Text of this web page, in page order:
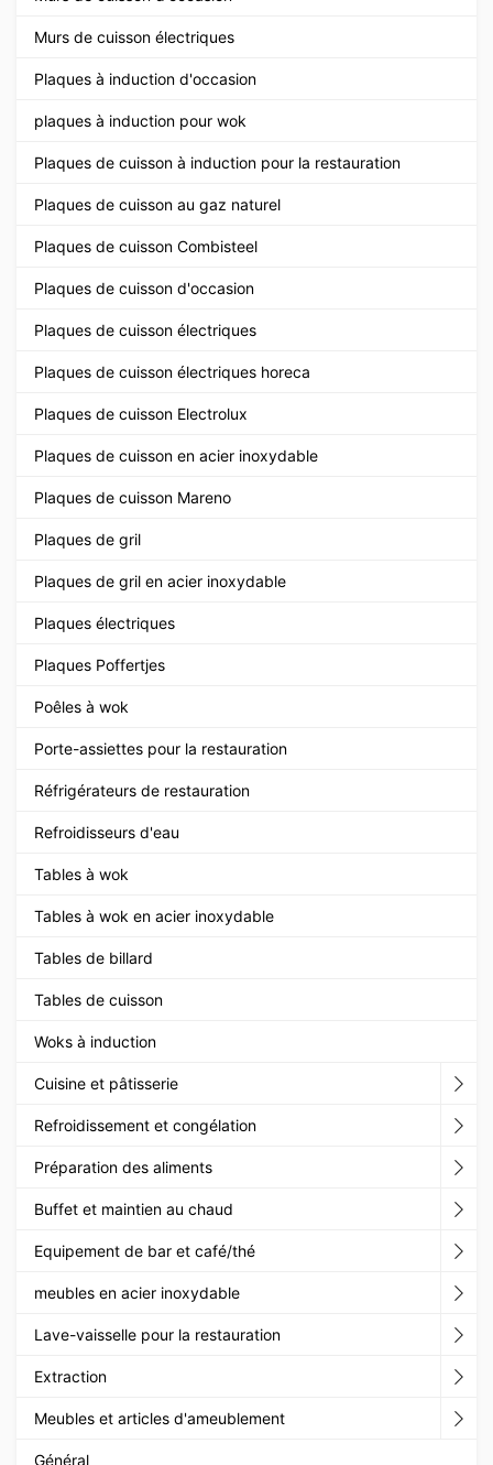
Murs de cuisson électriques
Plaques à induction d'occasion
plaques à induction pour wok
Plaques de cuisson à induction pour la restauration
Plaques de cuisson au gaz naturel
Plaques de cuisson Combisteel
Plaques de cuisson d'occasion
Plaques de cuisson électriques
Plaques de cuisson électriques horeca
Plaques de cuisson Electrolux
Plaques de cuisson en acier inoxydable
Plaques de cuisson Mareno
Plaques de gril
Plaques de gril en acier inoxydable
Plaques électriques
Plaques Poffertjes
Poêles à wok
Porte-assiettes pour la restauration
Réfrigérateurs de restauration
Refroidisseurs d'eau
Tables à wok
Tables à wok en acier inoxydable
Tables de billard
Tables de cuisson
Woks à induction
Cuisine et pâtisserie
Refroidissement et congélation
Préparation des aliments
Buffet et maintien au chaud
Equipement de bar et café/thé
meubles en acier inoxydable
Lave-vaisselle pour la restauration
Extraction
Meubles et articles d'ameublement
Général